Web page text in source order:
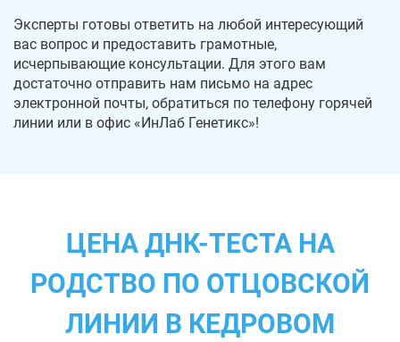
Эксперты готовы ответить на любой интересующий
вас вопрос и предоставить грамотные,
исчерпывающие консультации. Для этого вам
достаточно отправить нам письмо на адрес
электронной почты, обратиться по телефону горячей
линии или в офис «ИнЛаб Генетикс»!
ЦЕНА ДНК-ТЕСТА НА
РОДСТВО ПО ОТЦОВСКОЙ
ЛИНИИ В КЕДРОВОМ